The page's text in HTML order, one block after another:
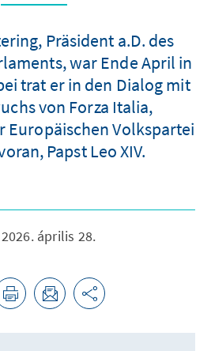
Präsident a.D. des
war Ende April in
trat er in den Dialog mit
von Forza Italia,
Europäischen Volkspartei
Papst Leo XIV.
2026. április 28.